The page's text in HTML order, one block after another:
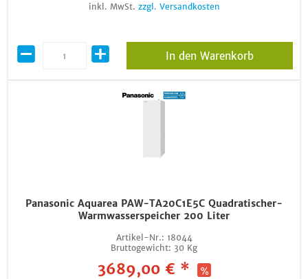
inkl. MwSt. zzgl. Versandkosten
In den Warenkorb
Panasonic Aquarea PAW-TA20C1E5C Quadratischer-
Warmwasserspeicher 200 Liter
Artikel-Nr.: 18044
Bruttogewicht: 30 Kg
3689,00 € *